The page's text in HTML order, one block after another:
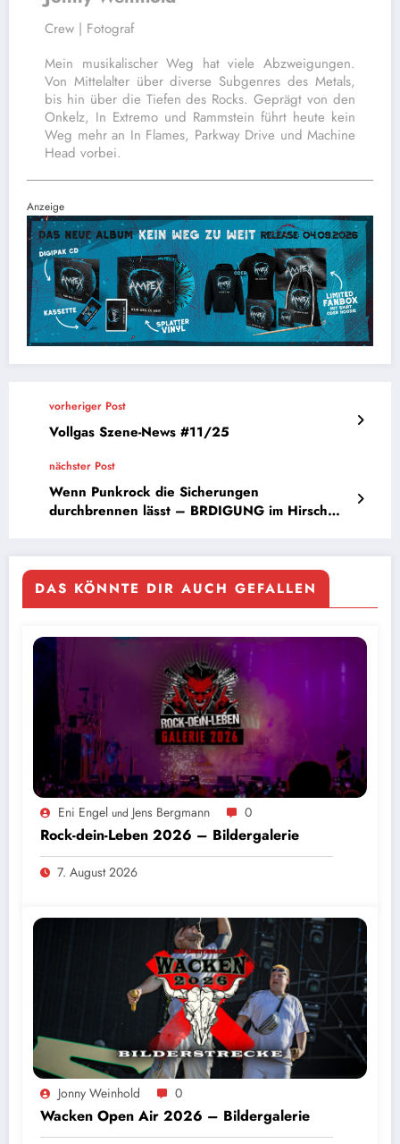
Crew | Fotograf
Mein musikalischer Weg hat viele Abzweigungen.
Von Mittelalter über diverse Subgenres des Metals,
bis hin über die Tiefen des Rocks. Geprägt von den
Onkelz, In Extremo und Rammstein führt heute kein
Weg mehr an In Flames, Parkway Drive und Machine
Head vorbei.
Anzeige
vorheriger Post
Vollgas Szene-News #11/25
nächster Post
Wenn Punkrock die Sicherungen
durchbrennen lässt – BRDIGUNG im Hirsch
DAS KÖNNTE DIR AUCH GEFALLEN
Eni Engel und Jens Bergmann 0
Rock-dein-Leben 2026 – Bildergalerie
7. August 2026
Jonny Weinhold 0
Wacken Open Air 2026 – Bildergalerie